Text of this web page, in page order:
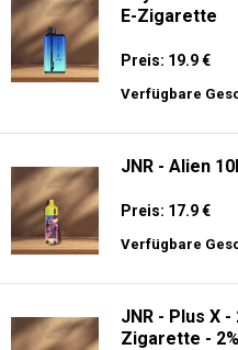
E-Zigarette
Preis: 19.9 €
Verfügbare
JNR - Alien
Preis: 17.9 €
Verfügbare
JNR - Plus X
Zigarette -